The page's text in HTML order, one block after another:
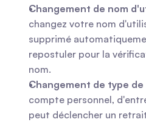
Changement de nom
changez votre nom
supprimé
repostuler pour la
nom.
Changement de type
compte personnel,
peut déclencher un